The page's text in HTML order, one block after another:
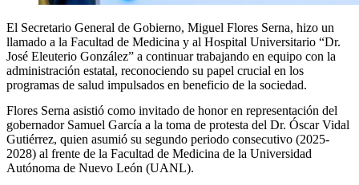
El Secretario General de Gobierno, Miguel Flores Serna, hizo un
llamado a la Facultad de Medicina y al Hospital Universitario “Dr.
José Eleuterio González” a continuar trabajando en equipo con la
administración estatal, reconociendo su papel crucial en los
programas de salud impulsados en beneficio de la sociedad.
Flores Serna asistió como invitado de honor en representación del
gobernador Samuel García a la toma de protesta del Dr. Óscar Vidal
Gutiérrez, quien asumió su segundo periodo consecutivo (2025-
2028) al frente de la Facultad de Medicina de la Universidad
Autónoma de Nuevo León (UANL).